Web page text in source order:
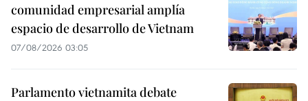
comunidad empresarial amplía
espacio de desarrollo de Vietnam
07/08/2026 03:05
Parlamento vietnamita debate